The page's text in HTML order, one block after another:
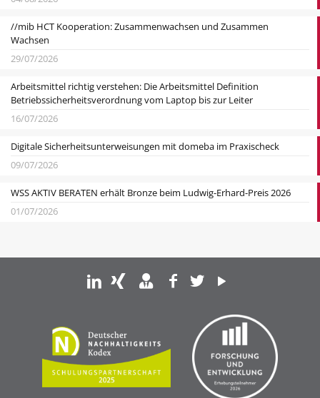
//mib HCT Kooperation: Zusammenwachsen und Zusammen
Wachsen
29/07/2026
Arbeitsmittel richtig verstehen: Die Arbeitsmittel Definition
Betriebssicherheitsverordnung vom Laptop bis zur Leiter
16/07/2026
Digitale Sicherheitsunterweisungen mit domeba im Praxischeck
09/07/2026
WSS AKTIV BERATEN erhält Bronze beim Ludwig-Erhard-Preis 2026
01/07/2026